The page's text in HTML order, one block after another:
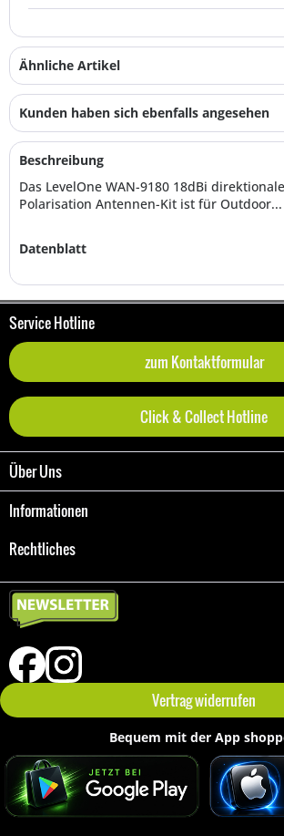
Ähnliche Artikel
Kunden haben sich ebenfalls angesehen
Beschreibung
Das LevelOne WAN-9180 18dBi
Polarisation Antennen-Kit ist für Outdoor...
Datenblatt
Service Hotline
zum Kontaktformular
Click & Collect Hotline
Über Uns
Informationen
Rechtliches
Vertrag widerrufen
Bequem mit der App